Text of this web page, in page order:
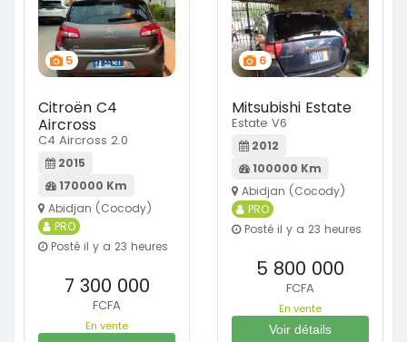
5
Citroën C4
Aircross
C4 Aircross 2.0
2015
170000 Km
Abidjan (Cocody)
PRO
Posté il y a 23 heures
7 300 000
FCFA
En vente
6
Mitsubishi Estate
Estate V6
2012
100000 Km
Abidjan (Cocody)
PRO
Posté il y a 23 heures
5 800 000
FCFA
En vente
Voir détails